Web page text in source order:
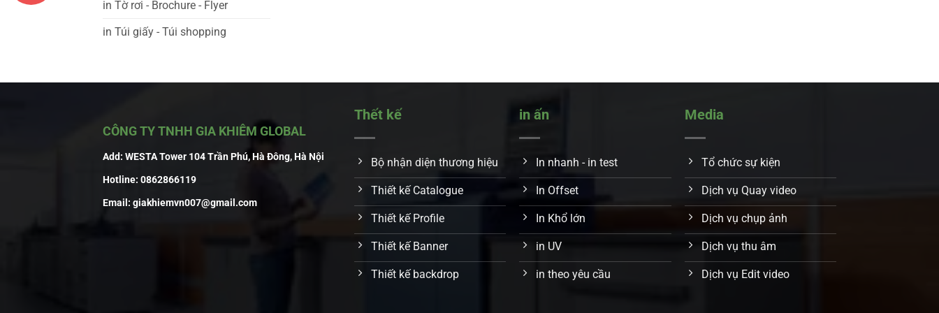
in Tờ rơi - Brochure - Flyer
in Túi giấy - Túi shopping
CÔNG TY TNHH GIA KHIÊM GLOBAL
Add: WESTA Tower 104 Trần Phú, Hà Đông, Hà Nội
Hotline: 0862866119
Email: giakhiemvn007@gmail.com
Thết kế
Bộ nhận diện thương hiệu
Thiết kế Catalogue
Thiết kế Profile
Thiết kế Banner
Thiết kế backdrop
in ấn
In nhanh - in test
In Offset
In Khổ lớn
in UV
in theo yêu cầu
Media
Tổ chức sự kiện
Dịch vụ Quay video
Dịch vụ chụp ảnh
Dịch vụ thu âm
Dịch vụ Edit video